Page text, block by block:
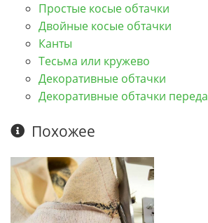
Простые косые обтачки
Двойные косые обтачки
Канты
Тесьма или кружево
Декоративные обтачки
Декоративные обтачки переда
Похожее